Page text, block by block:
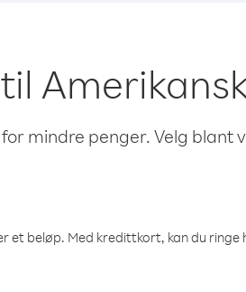
mindre penger. Velg
beløp. Med kredittkort, kan du ringe